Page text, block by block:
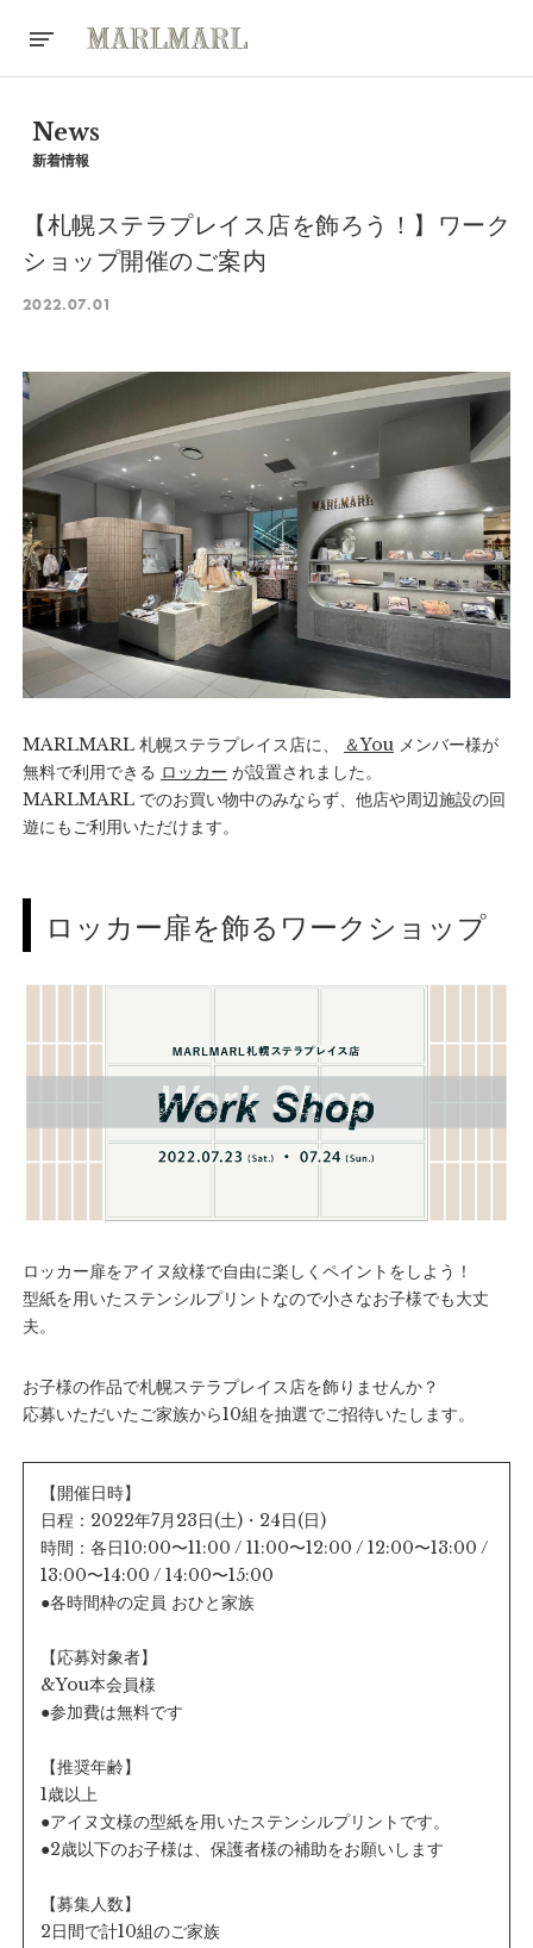
News
新着情報
【札幌ステラプレイス店を飾ろう！】ワーク
ショップ開催のご案内
2022.07.01
MARLMARL 札幌ステラプレイス店に、 ＆You メンバー様が
無料で利用できる ロッカー が設置されました。
MARLMARL でのお買い物中のみならず、他店や周辺施設の回
遊にもご利用いただけます。
ロッカー扉を飾るワークショップ
ロッカー扉をアイヌ紋様で自由に楽しくペイントをしよう！
型紙を用いたステンシルプリントなので小さなお子様でも大丈
夫。
お子様の作品で札幌ステラプレイス店を飾りませんか？
応募いただいたご家族から10組を抽選でご招待いたします。
【開催日時】
日程：2022年7月23日(土)・24日(日)
時間：各日10:00〜11:00 / 11:00〜12:00 / 12:00〜13:00 /
13:00〜14:00 / 14:00〜15:00
●各時間枠の定員 おひと家族
【応募対象者】
&You本会員様
●参加費は無料です
【推奨年齢】
1歳以上
●アイヌ文様の型紙を用いたステンシルプリントです。
●2歳以下のお子様は、保護者様の補助をお願いします
【募集人数】
2日間で計10組のご家族